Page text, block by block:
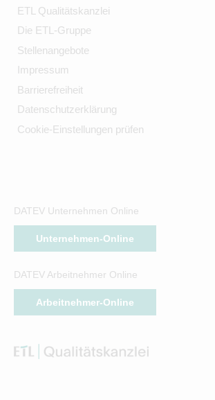
ETL Qualitätskanzlei
Die ETL-Gruppe
Stellenangebote
Impressum
Barrierefreiheit
Datenschutzerklärung
Cookie-Einstellungen prüfen
DATEV Unternehmen Online
Unternehmen-Online
DATEV Arbeitnehmer Online
Arbeitnehmer-Online